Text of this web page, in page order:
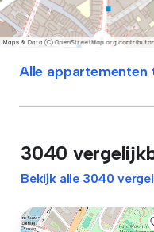
Alle appartementen
3040
Bekijk alle 3040